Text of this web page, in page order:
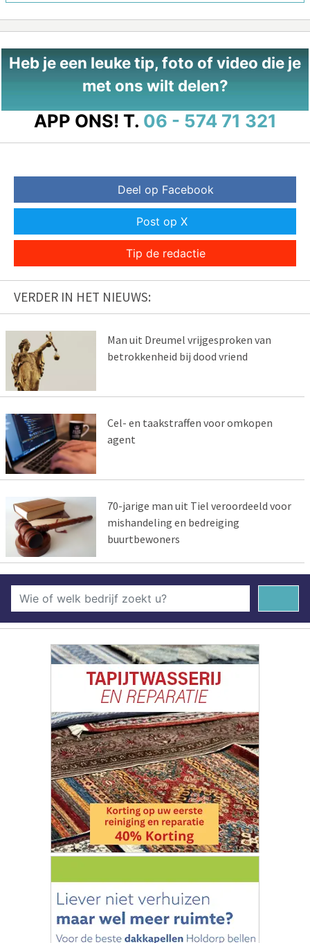
Heb je een leuke tip, foto of video die je
met ons wilt delen?
APP ONS! T. 06 - 574 71 321
Deel op Facebook
Post op X
Tip de redactie
VERDER IN HET NIEUWS:
Man uit Dreumel vrijgesproken van
betrokkenheid bij dood vriend
Cel- en taakstraffen voor omkopen
agent
70-jarige man uit Tiel veroordeeld voor
mishandeling en bedreiging
buurtbewoners